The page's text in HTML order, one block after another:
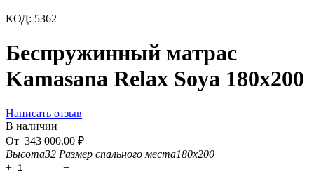
КОД: 5362
Беспружинный матрас
Kamasana Relax Soya 180x200
Написать отзыв
В наличии
От 343 000.00 ₽
Высота32 Размер спального места180x200
+
−